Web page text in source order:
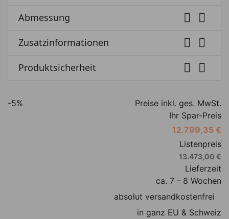
Abmessung  
Zusatzinformationen  
Produktsicherheit  
-5%
Preise inkl. ges. MwSt.
Ihr Spar-Preis
12.799,35 €
Listenpreis
13.473,00 €
Lieferzeit
ca. 7 - 8 Wochen
absolut versandkostenfrei
in ganz EU & Schweiz